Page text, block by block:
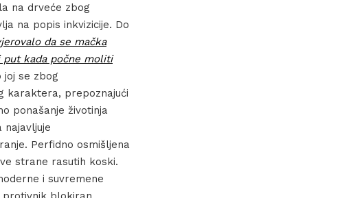
na drveće zbog
na popis inkvizicije. Do
da se mačka
put kada počne moliti
joj se zbog
karaktera, prepoznajući
ponašanje životinja
Perfidno osmišljena
strane rasutih koski.
i suvremene